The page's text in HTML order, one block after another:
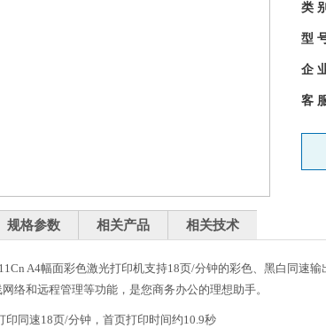
类 别
型
企
客
规格参数 相关产品 相关技术
A4幅面彩色激光打印机支持18页/分钟的彩色、黑白同速输
络和远程管理等功能，是您商务办公的理想助手。
同速18页/分钟，首页打印时间约10.9秒